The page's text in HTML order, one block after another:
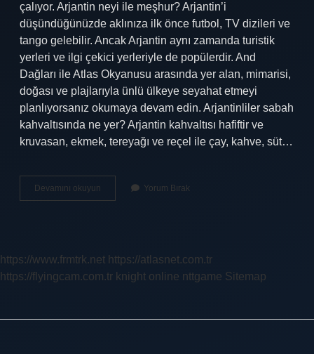
çalıyor. Arjantin neyi ile meşhur? Arjantin’i
düşündüğünüzde aklınıza ilk önce futbol, ​​TV dizileri ve
tango gelebilir. Ancak Arjantin aynı zamanda turistik
yerleri ve ilgi çekici yerleriyle de popülerdir. And
Dağları ile Atlas Okyanusu arasında yer alan, mimarisi,
doğası ve plajlarıyla ünlü ülkeye seyahat etmeyi
planlıyorsanız okumaya devam edin. Arjantinliler sabah
kahvaltısında ne yer? Arjantin kahvaltısı hafiftir ve
kruvasan, ekmek, tereyağı ve reçel ile çay, kahve, süt…
Devamını okuyun Arjantinin
En
Yorum Bırak
https://www.frmtrk.net https://atlasnet.com.tr
https://flyingcam.com.tr knight online nttgame Sitemap